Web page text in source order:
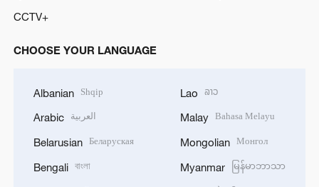
CCTV+
CHOOSE YOUR LANGUAGE
Albanian Shqip
Arabic العربية
Belarusian Беларуская
Bengali বাংলা
Lao ລາວ
Malay Bahasa Melayu
Mongolian Монгол
Myanmar မြန်မာဘာသာ